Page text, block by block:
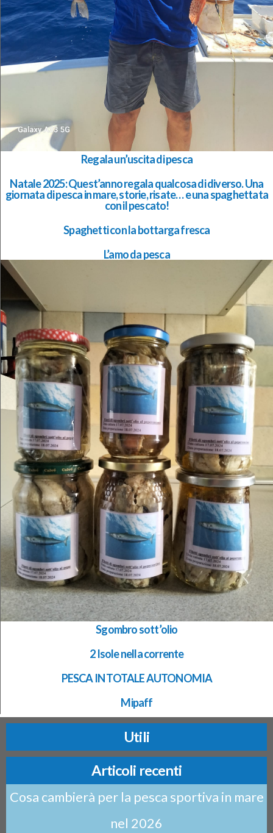
Regala un’uscita di pesca
Natale 2025: Quest’anno regala qualcosa di diverso. Una
giornata di pesca in mare, storie, risate… e una spaghettata
con il pescato!
Spaghetti con la bottarga fresca
L’amo da pesca
Sgombro sott’olio
2 Isole nella corrente
PESCA IN TOTALE AUTONOMIA
Mipaff
Utili
Articoli recenti
Cosa cambierà per la pesca sportiva in mare
nel 2026